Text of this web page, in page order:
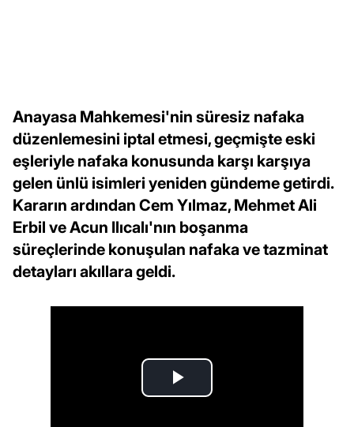
Anayasa Mahkemesi'nin süresiz nafaka
düzenlemesini iptal etmesi, geçmişte eski
eşleriyle nafaka konusunda karşı karşıya
gelen ünlü isimleri yeniden gündeme getirdi.
Kararın ardından Cem Yılmaz, Mehmet Ali
Erbil ve Acun Ilıcalı'nın boşanma
süreçlerinde konuşulan nafaka ve tazminat
detayları akıllara geldi.